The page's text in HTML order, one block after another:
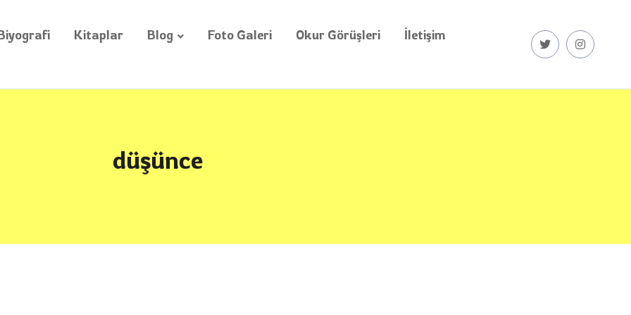
Kitaplar Blog Foto Galeri Okur Görüşleri İletişim
düşünce